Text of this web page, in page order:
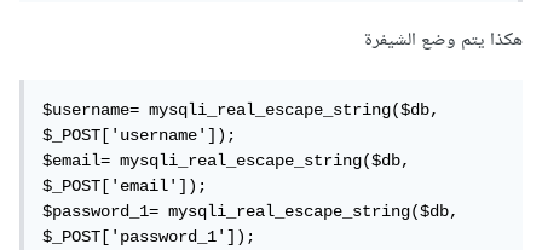
mysqli_real_escape_string('') #1
C:\xampp\htdocs\last\rag.php(1):
include('C:\\xampp\\htdocs...') #2 {main} thrown
in C:\xampp\htdocs\last\server.php on line 10
هكذا يتم وضع الشيفرة
$username= mysqli_real_escape_string($db,
$_POST['username']);
$email= mysqli_real_escape_string($db,
$_POST['email']);
$password_1= mysqli_real_escape_string($db,
$_POST['password_1']);